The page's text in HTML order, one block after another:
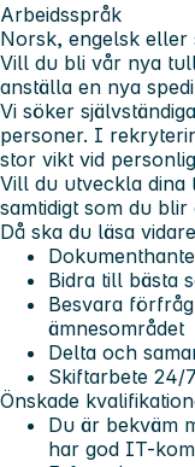
Arbeidsspråk
Norsk, engelsk eller
Vill du bli vår nya
anställa en nya
Vi söker
personer. I
stor vikt vid
Vill du utveckla
samtidigt som du
Då ska du läsa
Bidra till bästa
Besvara
ämnesområdet
Delta och
Skiftarbete 24/7
Önskade
Du är bekväm
har god IT-